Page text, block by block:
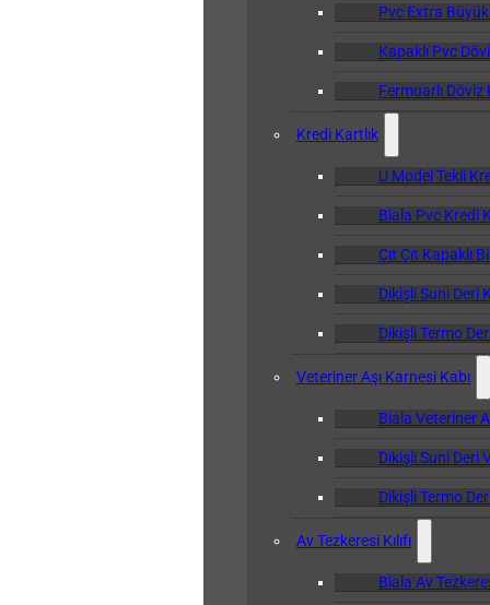
Pvc Extra
Kapaklı Pvc
Fermuarlı Döviz
Kredi Kartlık
U Model Tekli
Biala Pvc Kredi
Çıt Çıt Kapaklı
Dikişli Suni Deri
Dikişli Termo
Veteriner Aşı Karnesi Kabı
Biala Veteriner
Dikişli Suni Deri
Dikişli Termo
Av Tezkeresi Kılıfı
Biala Av